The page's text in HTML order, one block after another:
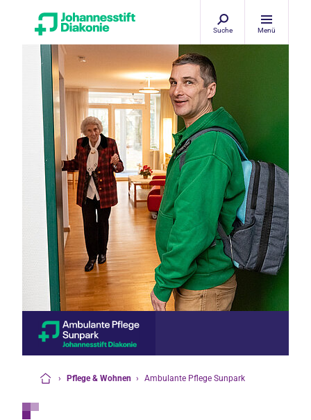
Suche Menü
› Pflege & Wohnen › Ambulante Pflege Sunpark